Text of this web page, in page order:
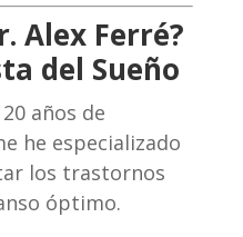
Alex Ferré?
del Sueño
años de
he especializado
los trastornos
óptimo.